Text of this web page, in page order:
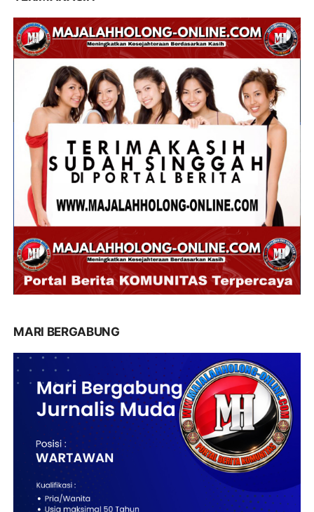
MARI BERGABUNG